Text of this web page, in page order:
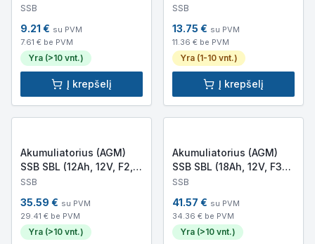
VRLA)
SSB
9.21 € su PVM
7.61 € be PVM
Yra (>10 vnt.)
Į krepšelį
VRLA)
SSB
13.75 € su PVM
11.36 € be PVM
Yra (1-10 vnt.)
Į krepšelį
Akumuliatorius (AGM)
SSB SBL (12Ah, 12V, F2,
VRLA)
SSB
35.59 € su PVM
29.41 € be PVM
Yra (>10 vnt.)
Akumuliatorius (AGM)
SSB SBL (18Ah, 12V, F3
M5, VRLA)
SSB
41.57 € su PVM
34.36 € be PVM
Yra (>10 vnt.)